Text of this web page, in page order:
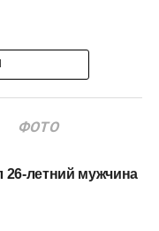
ФОТО
26-летний мужчина